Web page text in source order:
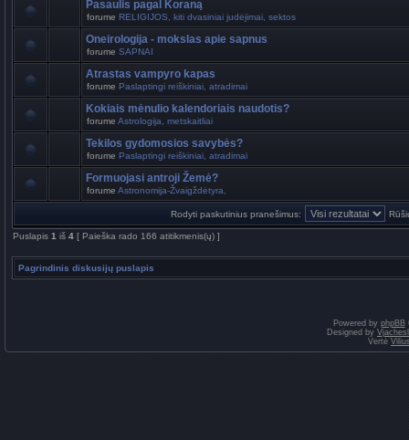
Pasaulis pagal Koraną
forume RELIGIJOS, kiti dvasiniai judėjimai, sektos
Oneirologija - mokslas apie sapnus
forume SAPNAI
Atrastas vampyro kapas
forume Paslaptingi reiškiniai, atradimai
Kokiais mėnulio kalendoriais naudotis?
forume Astrologija, metskaitliai
Tekilos gydomosios savybės?
forume Paslaptingi reiškiniai, atradimai
Formuojasi antroji Žemė?
forume Astronomija-Žvaigždėtyra,
Rodyti paskutinius pranešimus:
Puslapis 1 iš 4 [ Paieška rado 166 atitikmenis(ų) ]
Pagrindinis diskusijų puslapis
Powered by phpBB
Designed by
Vertė